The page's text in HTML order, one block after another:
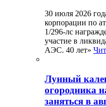
30 июля 2026
корпорации по
1/296-лс
участие в
АЭС. 40 лет»
Лунный
огородника
заняться в